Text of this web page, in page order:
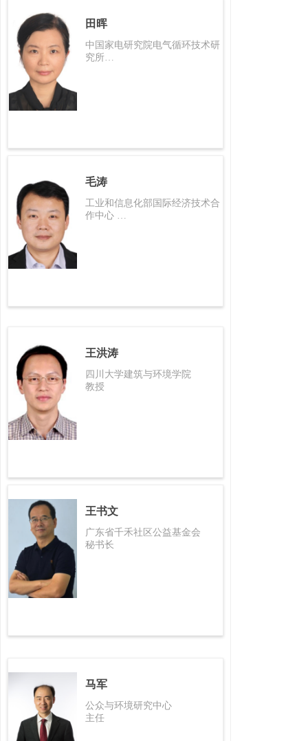
田晖
中国家电研究院电气循环技术研
究所
王洪涛
四川大学建筑与环境学院
教授
毛涛
工业和信息化部国际经济技术合
作中心
王书文
广东省千禾社区公益基金会
秘书长
马军
公众与环境研究中心
主任